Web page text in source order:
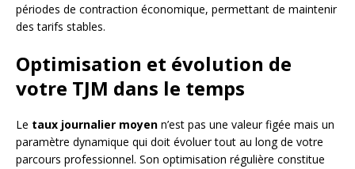
périodes de contraction économique, permettant de maintenir
des tarifs stables.
Optimisation et évolution de
votre TJM dans le temps
Le taux journalier moyen n’est pas une valeur figée mais un
paramètre dynamique qui doit évoluer tout au long de votre
parcours professionnel. Son optimisation régulière constitue